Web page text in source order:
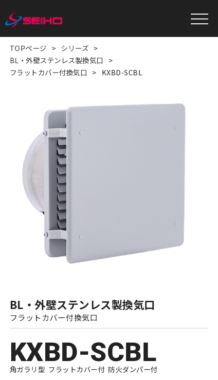
TOPページ
シリーズ
BL・外壁ステンレス製換気口
フラットカバー付換気口
KXBD-SCBL
BL・外壁ステンレス製換気口
フラットカバー付換気口
KXBD-SCBL
角ガラリ型 フラットカバー付 防火ダンパー付